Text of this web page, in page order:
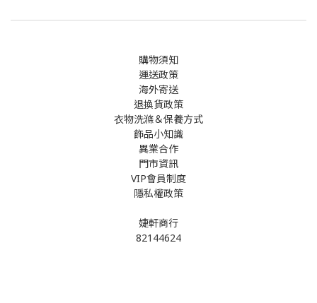
購物須知
運送政策
海外寄送
退換貨政策
衣物洗滌＆保養方式
飾品小知識
異業合作
門市資訊
VIP會員制度
隱私權政策
婕軒商行
82144624